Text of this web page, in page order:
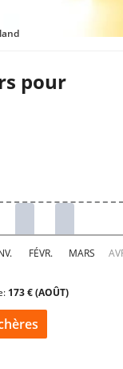
pour
173 € (AOÛT)